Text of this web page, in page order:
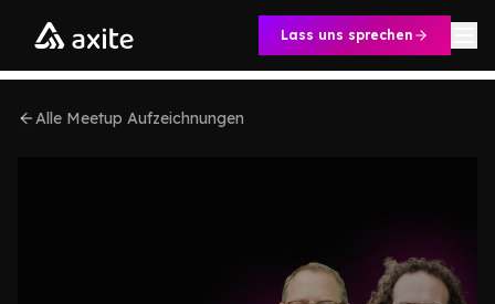
Lass uns sprechen
Alle Meetup Aufzeichnungen